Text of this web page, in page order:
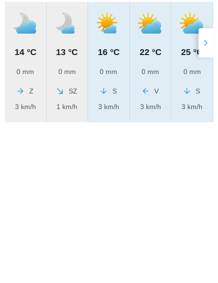
14 °C
0 mm
Z
3 km/h
13 °C
0 mm
SZ
1 km/h
16 °C
0 mm
S
3 km/h
22 °C
0 mm
V
3 km/h
25 °C
0 mm
S
3 km/h